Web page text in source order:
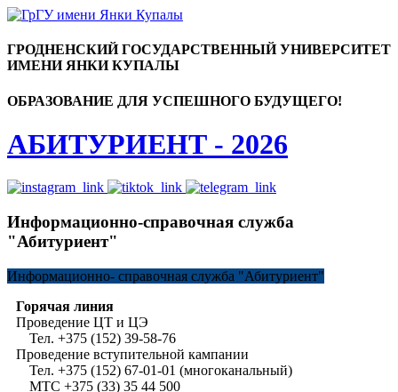
ГРОДНЕНСКИЙ ГОСУДАРСТВЕННЫЙ УНИВЕРСИТЕТ
ИМЕНИ ЯНКИ КУПАЛЫ
ОБРАЗОВАНИЕ ДЛЯ УСПЕШНОГО БУДУЩЕГО!
АБИТУРИЕНТ - 2026
Информационно-справочная служба
"Абитуриент"
Информационно- справочная служба "Абитуриент"
Горячая линия
Проведение ЦТ и ЦЭ
Тел. +375 (152) 39-58-76
Проведение вступительной кампании
Тел. +375 (152) 67-01-01 (многоканальный)
МТС +375 (33) 35 44 500